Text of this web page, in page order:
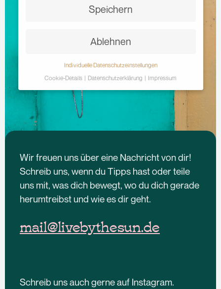
Wir freuen uns über eine Nachricht von dir!
Schreib uns, wenn du Tipps hast oder teile
uns mit, was dich bewegt, wo du dich gerade
herumtreibst und wie es dir geht.
mail@livebythesun.de
Schreib uns auch gerne auf Instagram.
Speichern
Ablehnen
Individuelle Datenschutzeinstellungen
Cookie-Details
Datenschutzerklärung Impressum
Datenschutzeinstellungen
Hier finden Sie eine Übersicht über alle
verwendeten Cookies. Sie können Ihre Einwilligung
zu ganzen Kategorien geben oder sich weitere
Alle akzeptieren Speichern
Ablehnen
Zurück
Website erforderlich.